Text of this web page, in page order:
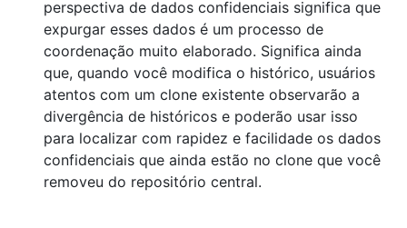
perspectiva de dados confidenciais significa que
expurgar esses dados é um processo de
coordenação muito elaborado. Significa ainda
que, quando você modifica o histórico, usuários
atentos com um clone existente observarão a
divergência de históricos e poderão usar isso
para localizar com rapidez e facilidade os dados
confidenciais que ainda estão no clone que você
removeu do repositório central.